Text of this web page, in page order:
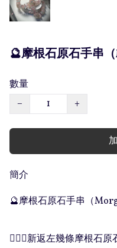
🔮摩根石原石手串
數量
−
+
簡介
🔮摩根石原石手串（
🧚🏻‍♀️新返左幾條摩根石